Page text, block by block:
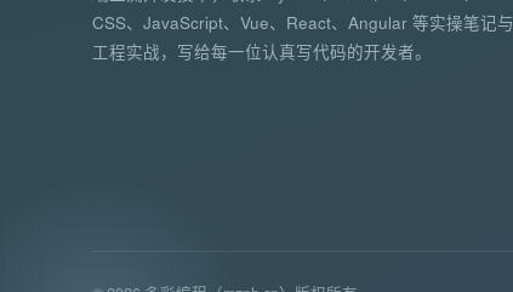
CSS、JavaScript、Vue、React、Angular 等实操笔记与
工程实战，写给每一位认真写代码的开发者。